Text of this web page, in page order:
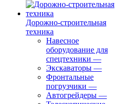
Дорожно-строительная
техника
Навесное
оборудование для
спецтехники —
Экскаваторы —
Фронтальные
погрузчики —
Автогрейдеры —